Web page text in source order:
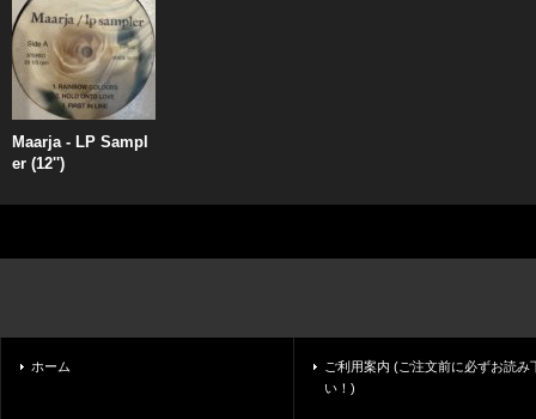
Maarja - LP Sampl
er (12'')
ホーム
ご利用案内 (ご注文前に必ずお読み
い！)